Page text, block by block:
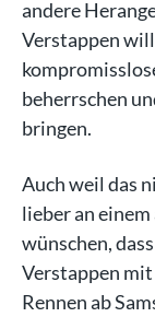
andere
Verstappen
beherrschen
bringen.
Auch weil das
lieber an
wünschen,
Verstappen
Rennen ab